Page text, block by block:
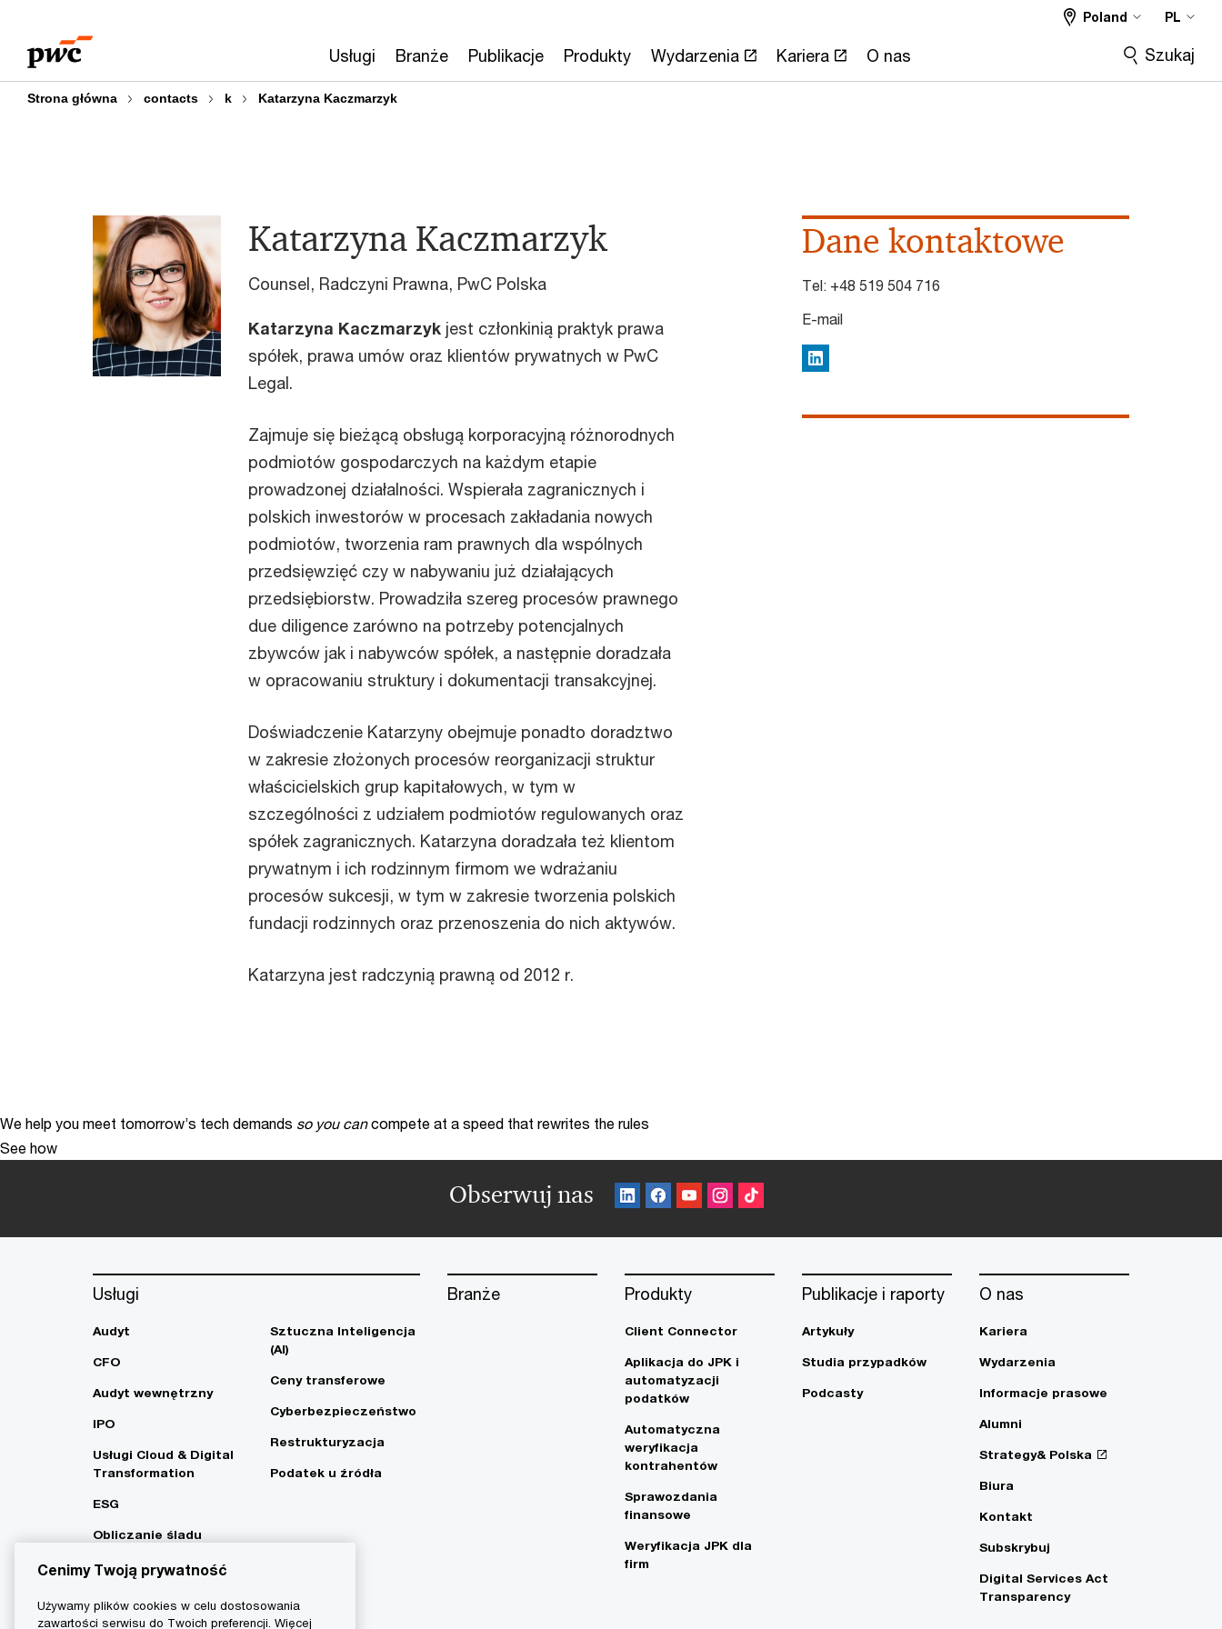
treści
stopki
Usługi Branże Publikacje Produkty Wydarzenia Kariera O nas
Poland PL
Szukaj
Strona główna contacts k Katarzyna Kaczmarzyk
Katarzyna Kaczmarzyk
Counsel, Radczyni Prawna, PwC Polska
Katarzyna Kaczmarzykjest członkinią praktyk prawa
spółek, prawa umów oraz klientów prywatnych w PwC
Legal.
Zajmuje się bieżącą obsługą korporacyjną różnorodnych
podmiotów gospodarczych na każdym etapie
prowadzonej działalności. Wspierała zagranicznych i
polskich inwestorów w procesach zakładania nowych
podmiotów, tworzenia ram prawnych dla wspólnych
przedsięwzięć czy w nabywaniu już działających
przedsiębiorstw. Prowadziła szereg procesów prawnego
due diligence zarówno na potrzeby potencjalnych
zbywców jak i nabywców spółek, a następnie doradzała
w opracowaniu struktury i dokumentacji transakcyjnej.
Doświadczenie Katarzyny obejmuje ponadto doradztwo
w zakresie złożonych procesów reorganizacji struktur
właścicielskich grup kapitałowych, w tym w
szczególności z udziałem podmiotów regulowanych oraz
spółek zagranicznych. Katarzyna doradzała też klientom
prywatnym i ich rodzinnym firmom we wdrażaniu
procesów sukcesji, w tym w zakresie tworzenia polskich
fundacji rodzinnych oraz przenoszenia do nich aktywów.
Katarzyna jest radczynią prawną od 2012 r.
Dane kontaktowe
Tel: +48 519 504 716
E-mail
LinkedIn
We help you meet tomorrow’s tech demands so you can compete at a speed that rewrites the rules
See how
Obserwuj nas
Usługi
Audyt
CFO
Audyt wewnętrzny
IPO
Usługi Cloud & Digital
Transformation
ESG
Obliczanie śladu
Net Zero
Sztuczna Inteligencja
(AI)
Ceny transferowe
Cyberbezpieczeństwo
Restrukturyzacja
Podatek u źródła
Branże Produkty
Client Connector
Aplikacja do JPK i
automatyzacji
podatków
Automatyczna
weryfikacja
kontrahentów
Sprawozdania
finansowe
Weryfikacja JPK dla
firm
Publikacje i raporty
Artykuły
Studia przypadków
Podcasty
O nas
Kariera
Wydarzenia
Informacje prasowe
Alumni
Strategy& Polska
Biura
Kontakt
Subskrybuj
Digital Services Act
Transparency
Cenimy Twoją prywatność
Używamy plików cookies w celu dostosowania
zawartości serwisu do Twoich preferencji. Więcej